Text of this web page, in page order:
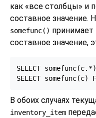
как «все столбцы» и
составное значение.
somefunc() принимает
составное значение,
SELECT
SELECT somefunc(c)
В обоих случаях
inventory_item